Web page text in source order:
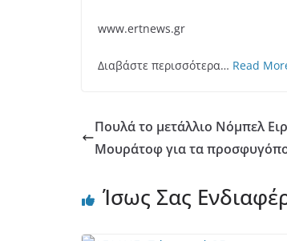
www.ertnews.gr
Διαβάστε περισσότερα… Read
Πουλά το μετάλλιο Νόμπελ
Μουράτοφ για τα
Ίσως Σας